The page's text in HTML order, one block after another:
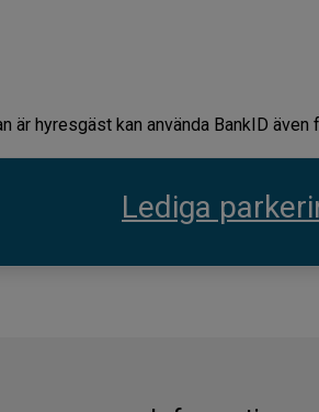
är hyresgäst kan använda BankID även
Lediga